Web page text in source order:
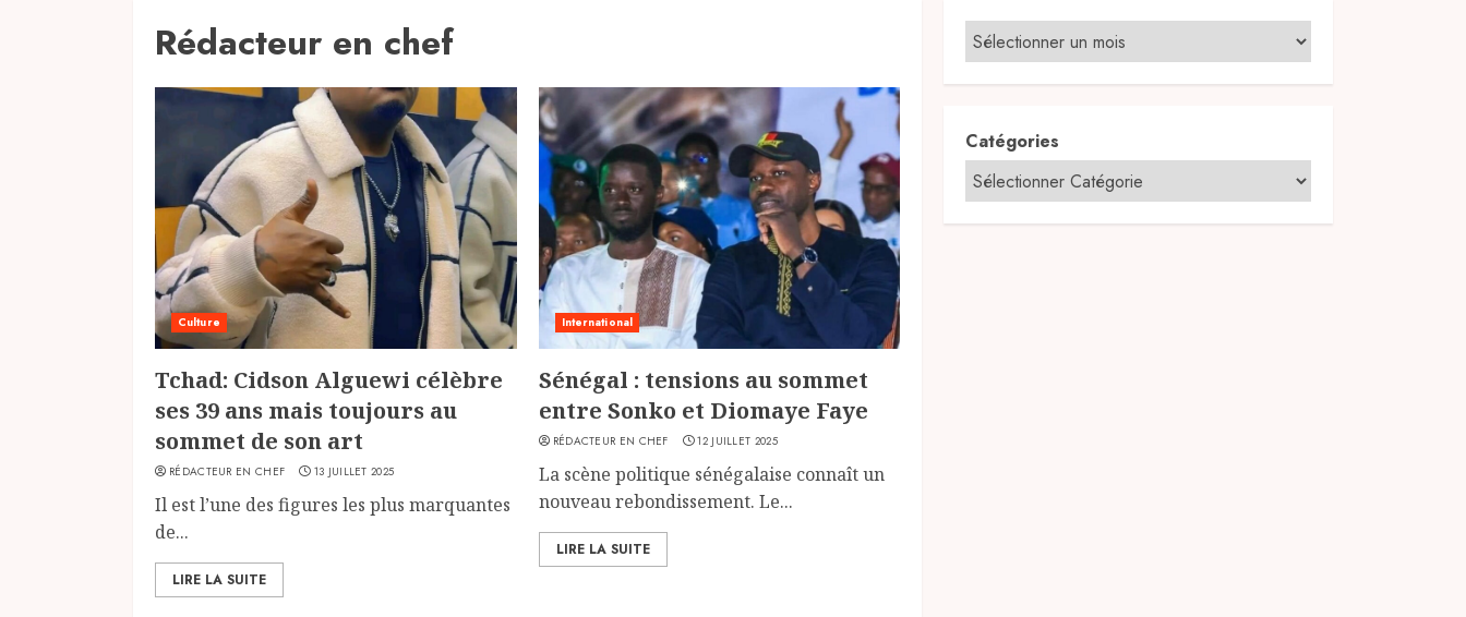
Rédacteur en chef
Culture
Tchad: Cidson Alguewi célèbre
ses 39 ans mais toujours au
sommet de son art
RÉDACTEUR EN CHEF 13 JUILLET 2025
Il est l’une des figures les plus marquantes
de...
LIRE LA SUITE
International
Sénégal : tensions au sommet
entre Sonko et Diomaye Faye
RÉDACTEUR EN CHEF 12 JUILLET 2025
La scène politique sénégalaise connaît un
nouveau rebondissement. Le...
LIRE LA SUITE
Catégories